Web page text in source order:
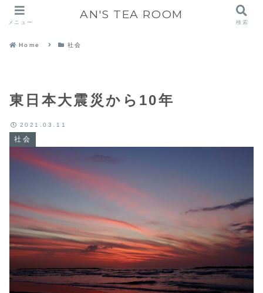
Home 社会
東日本大震災から10年
社会
2021.03.11
メニュー
AN'S TEA ROOM
検索